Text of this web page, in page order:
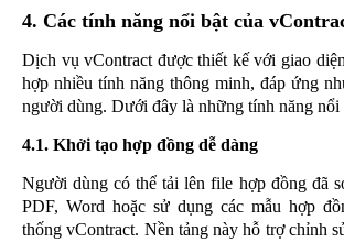
4. Các tính năng nổi bật của
Dịch vụ vContract được thiết kế với giao
hợp nhiều tính năng thông minh, đáp ứng
người dùng. Dưới đây là những tính năng nổi
4.1. Khởi tạo hợp đồng dễ dàng
Người dùng có thể tải lên file hợp đồng đã
PDF, Word hoặc sử dụng các mẫu hợp
thống vContract. Nền tảng này hỗ trợ chỉnh